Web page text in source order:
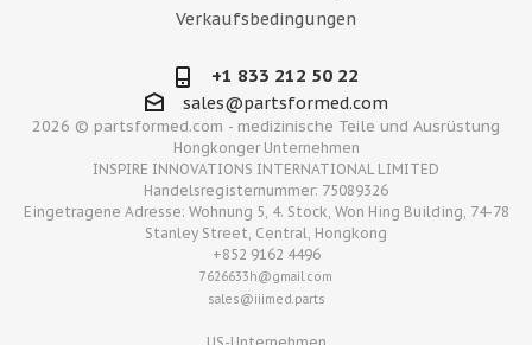
2026 © partsformed.com - medizinische Teile und Ausrüstung
Hongkonger Unternehmen
INSPIRE INNOVATIONS INTERNATIONAL LIMITED
Handelsregisternummer: 75089326
Eingetragene Adresse: Wohnung 5, 4. Stock, Won Hing Building, 74-78
Stanley Street, Central, Hongkong
+852 9162 4496
7626633h@gmail.com
sales@iiimed.parts
Verkaufsbedingungen
+1 833 212 50 22
sales@partsformed.com